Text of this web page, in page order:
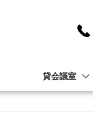
貸会議室